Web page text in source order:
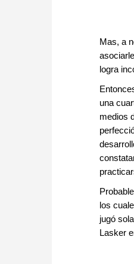
Mas, a
logra
una
medios
los
jugó
Lasker